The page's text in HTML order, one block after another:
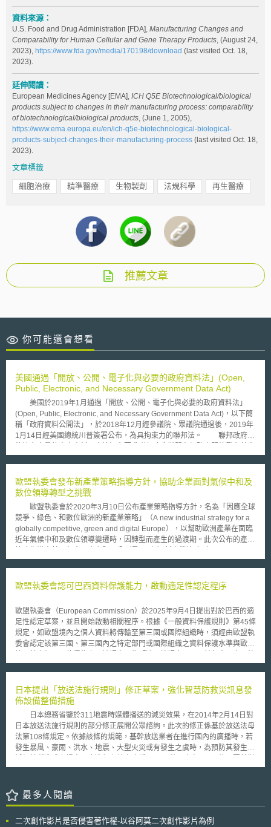
資料來源：
U.S. Food and Drug Administration [FDA], Manufacturing Changes and
Comparability for Human Cellular and Gene Therapy Products, (August 24,
2023), https://www.fda.gov/media/170198/download (last visited Oct. 18,
2023).
延伸閱讀：
European Medicines Agency [EMA], ICH Q5E Biotechnological/biological
products subject to changes in their manufacturing process: comparability
of biotechnological/biological products, (June 1, 2005),
https://www.ema.europa.eu/en/ich-q5e-biotechnological-biological-
products-subject-changes-their-manufacturing-process (last visited Oct. 18,
2023).
文章標籤
細胞治療 精準醫療 生物製劑 法規科學 再生醫療
推薦文章
你可能還會想看
美國通過「開放、公開、電子化與必要的政府資料法」(Open,
Public, Electronic, and Necessary Government Data Act)
美國於2019年1月通過「開放、公開、電子化與必要的政府資料法」
(Open, Public, Electronic, and Necessary Government Data Act)，以下簡
稱「政府資料公開法」，於2018年12月經參議院、眾議院通過後，2019年
1月14日經美國總統川普簽署公布，為具拘束力的聯邦法。 聯邦政府往
敏感性資料時，應以機器可讀取的格式為之，使之更容易透過手機或其他電
創新，讓其它政府單位、各個組織或每個人都能使用這些資訊，使政府資訊
透明化，同時兼顧隱私與國家安全議題。 政府資料公開法的內容係將
歐巴馬總統於2013年5月9日簽署生效的「政府資訊應具有開放性和機器可
讀性」(Making Open and Machine Readable the New Default for
Government Information)之行政命令(Executive Order)，正式立為聯邦法，
促使數位政府之政策未來以開放為原則、不開放為例外。有論者認為本法原
為行政指導性質之行政命令，改以法律位階為之，其原因係為了讓開放政府
正美國法典第44編第35章「協調聯邦資訊政策」（Coordination of Federal
資料資產(data asset)、開放政府資料資產(open Government data asset)、
放授權」之定義首次見於本法條文中，係指將資料資產開放供公眾近用時，
針對該資料資產提供以下法律保障(legal guarantee)，包含：允許公眾在毋
須支付任何成本即可使用(at no cost to the public)，而對於該資料資產的重
製、發布、散布、傳播、引用，或改作皆不會受到限制。 聯邦政府向公眾
釋出資料集時，除因智慧財產權之規定外，原則上不得加諸任何限制而影響
到人民對於該資料的使用或再利用，並應以機器可讀格式(machine-
提供。 要求聯邦政府利用開放資料來強化其決策機制。 要求美國政府審計
辦公室(Government Accountability Office, GAO)透過定期監督，來確保聯
該報告總結對機關的調查結果和趨勢，並給予其適當建議。(美國政府審計
辦公室之角色為國會的監督審計機構，係立法部門的一部份，主要職責為協
助、改善聯邦政府所訂的各項計畫及政策，向國會提供客觀、平衡的資
訊。) 在第3520條、3520A條中，規範聯邦機構須編制首席資料專員(Chief
歐盟執委會發布新產業策略指導方針，協助企業面對氣候中和及
數位領導轉型之挑戰
歐盟執委會於2020年3月10日公布產業策略指導方針，名為「因應全球
競爭、綠色、和數位歐洲的新產業策略」（A new industrial strategy for a
globally competitive, green and digital Europe），以幫助歐洲產業在面臨
近年氣候中和及數位領導變遷時，因轉型而產生的過渡期。此次公布的產業
industrial strategy）、（2）新中小型企業策略（A new SME strategy）以
businesses and consumers）；而其中又以「新產業策略」為該指導方針
鍵優先事項，分別為：維持歐洲產業的全球競爭力和公平競爭環境、2050
年以前達成氣候中和（climate-neutral）目標，以及塑造歐洲未來數位化。
為達成前述優先事項，歐盟執委會提出一系列未來行動： 推行智財權行動
計畫（Intellectual Property Action Plan）以保護歐盟技術主權，並採行適
合綠色和數位轉型的法規框架； 持續檢討修正歐盟競爭相關法令（EU
歐盟境內外的公平競爭環境，執委會將於在2020年中以前出版白皮書，處
和外國資金問題； 推行關鍵原料行動方案（Action Plan on Critical Raw
Materials），確保關鍵原物料穩定供應；支持戰略數位基礎設施和關鍵技術
發展，增強歐洲產業及戰略自主地位； 其它則有對綠色公共採購進一步立
法、發展低碳產業和技術、支持永續型智慧交通產業等。
歐盟執委會認可巴西資料保護能力，啟動適足性認定程序
歐盟執委會（European Commission）於2025年9月4日提出對於巴西的適
足性認定草案，並且開始啟動相關程序。根據《一般資料保護規則》第45條
規定，如歐盟境內之個人資料將傳輸至第三國或國際組織時，須經由歐盟執
委會認定該第三國、第三國內之特定部門或國際組織之資料保護水準與歐盟
國、加拿大、阿根廷及烏拉圭皆已取得適足性認定。 本次歐盟執委會所提
Proteção de Dados, LGPD）當中的目的限制、必要性、透明性、安全性及
問責機制等原則，以及個資監管與執法之獨立機構「巴西資料保護局」
（Autoridade Nacional de Proteção de Dados, ANPD）之角色，認定巴西
國內的個人資料保護水準已達到與GDPR所要保護水準相同。 此外，ANPD
於2024年發布，旨在使巴西具有與GDPR等隱私框架相同之跨境傳輸規範
之國際資料傳輸規則，ANPS正依照該規則進行對歐盟進行法律評估，認定
歐盟屬於符合LGPD之適當司法管轄區。如巴西通過對歐盟評估，將建立起
EDPB提出之意見並審查批准後，始得由歐盟執委會通過適足性認定。通過
適足性認定後，將促進國際資料流動，並加強巴西與歐盟之間資料保護與監
管領域方面的合作。
日本提出「放送法施行規則」修正草案，強化智慧防救災訊息發
佈設備整備措施
日本總務省鑒於311地震時媒體播送的減災效果，在2014年2月14日對
日本放送法施行規則的部分修正展開公眾諮詢。此次的修正係基於放送法母
法第108條規定。依據該條的規範，基幹放送業者在進行國內的廣播時，若
發生暴風、豪雨、洪水、地震、大型火災或有發生之虞時，為預防其發生或
對社會所產生巨大的衍生影響，後續規劃研擬了許多因應法制政策及措施。
方向及重要施政措施有：防災對策推進會議檢討會議的最終報告、災害對策
法制的改正、與防災基本計畫的修正等各層面工作。 此外，依據日本
回應體制的充實與強化，及建立綜合的防災資訊系統，建議應蒐集並提供必
最多人閱讀
二次創作影片是否侵害著作權-以谷阿莫二次創作影片為例